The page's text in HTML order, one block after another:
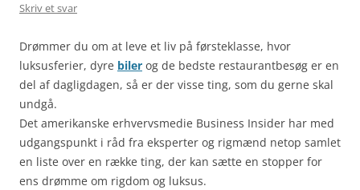
Skriv et svar
Drømmer du om at leve et liv på førsteklasse, hvor
luksusferier, dyre biler og de bedste restaurantbesøg er en
del af dagligdagen, så er der visse ting, som du gerne skal
undgå.
Det amerikanske erhvervsmedie Business Insider har med
udgangspunkt i råd fra eksperter og rigmænd netop samlet
en liste over en række ting, der kan sætte en stopper for
ens drømme om rigdom og luksus.